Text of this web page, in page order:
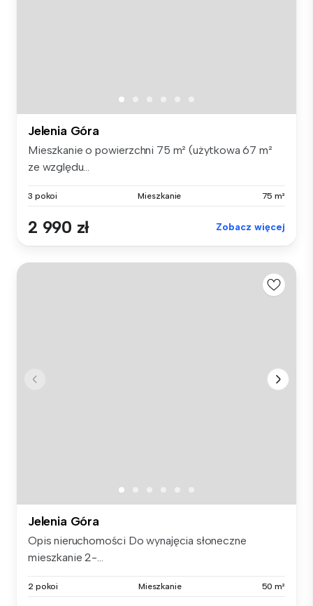
Jelenia Góra
Mieszkanie o powierzchni 75 m² (użytkowa 67 m²
ze względu...
3 pokoi Mieszkanie 75 m²
2 990 zł Zobacz więcej
Jelenia Góra
Opis nieruchomości Do wynajęcia słoneczne
mieszkanie 2-...
2 pokoi Mieszkanie 50 m²